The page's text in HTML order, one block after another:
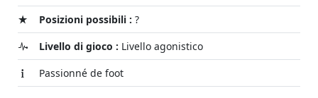
Posizioni possibili : ?
Livello di gioco : Livello agonistico
Passionné de foot